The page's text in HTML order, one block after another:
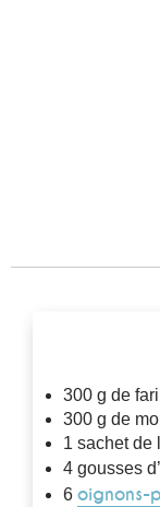
300 g de
300 g de
1 sachet de
4 gousses d’
6 oignons-